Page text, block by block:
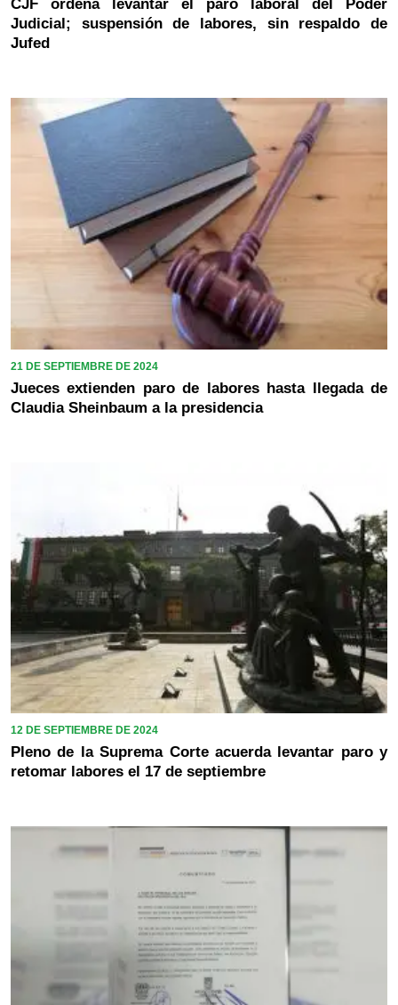
CJF ordena levantar el paro laboral del Poder
Judicial; suspensión de labores, sin respaldo de
Jufed
21 DE SEPTIEMBRE DE 2024
Jueces extienden paro de labores hasta llegada de
Claudia Sheinbaum a la presidencia
12 DE SEPTIEMBRE DE 2024
Pleno de la Suprema Corte acuerda levantar paro y
retomar labores el 17 de septiembre